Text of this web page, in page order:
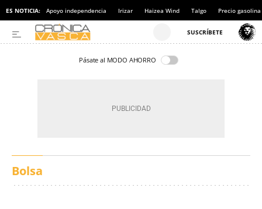
ES NOTICIA: Apoyo independencia Irizar Haizea Wind Talgo Precio gasolina
Pásate al MODO AHORRO
Bolsa